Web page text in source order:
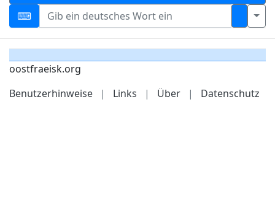
oostfraeisk.org
Benutzerhinweise
| Links | Über | Datenschutz